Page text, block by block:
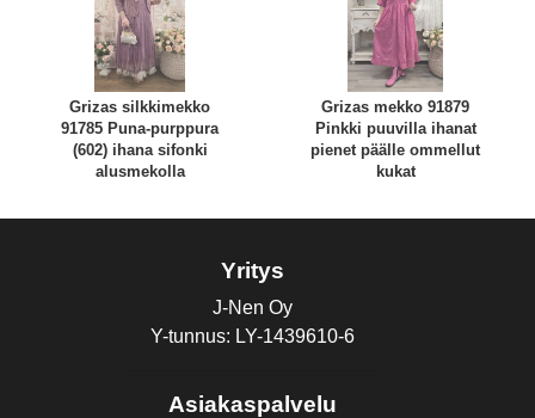
Grizas silkkimekko
91785 Puna-purppura
(602) ihana sifonki
alusmekolla
Grizas mekko 91879
Pinkki puuvilla ihanat
pienet päälle ommellut
kukat
Yritys
J-Nen Oy
Y-tunnus: LY-1439610-6
Asiakaspalvelu